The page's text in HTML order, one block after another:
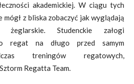
akademickiej. W ciągu tych
mógł z bliska zobaczyć jak wyglądają
żeglarskie. Studenckie załogi
regat na długo przed samym
treningów regatowych,
Regatta Team.